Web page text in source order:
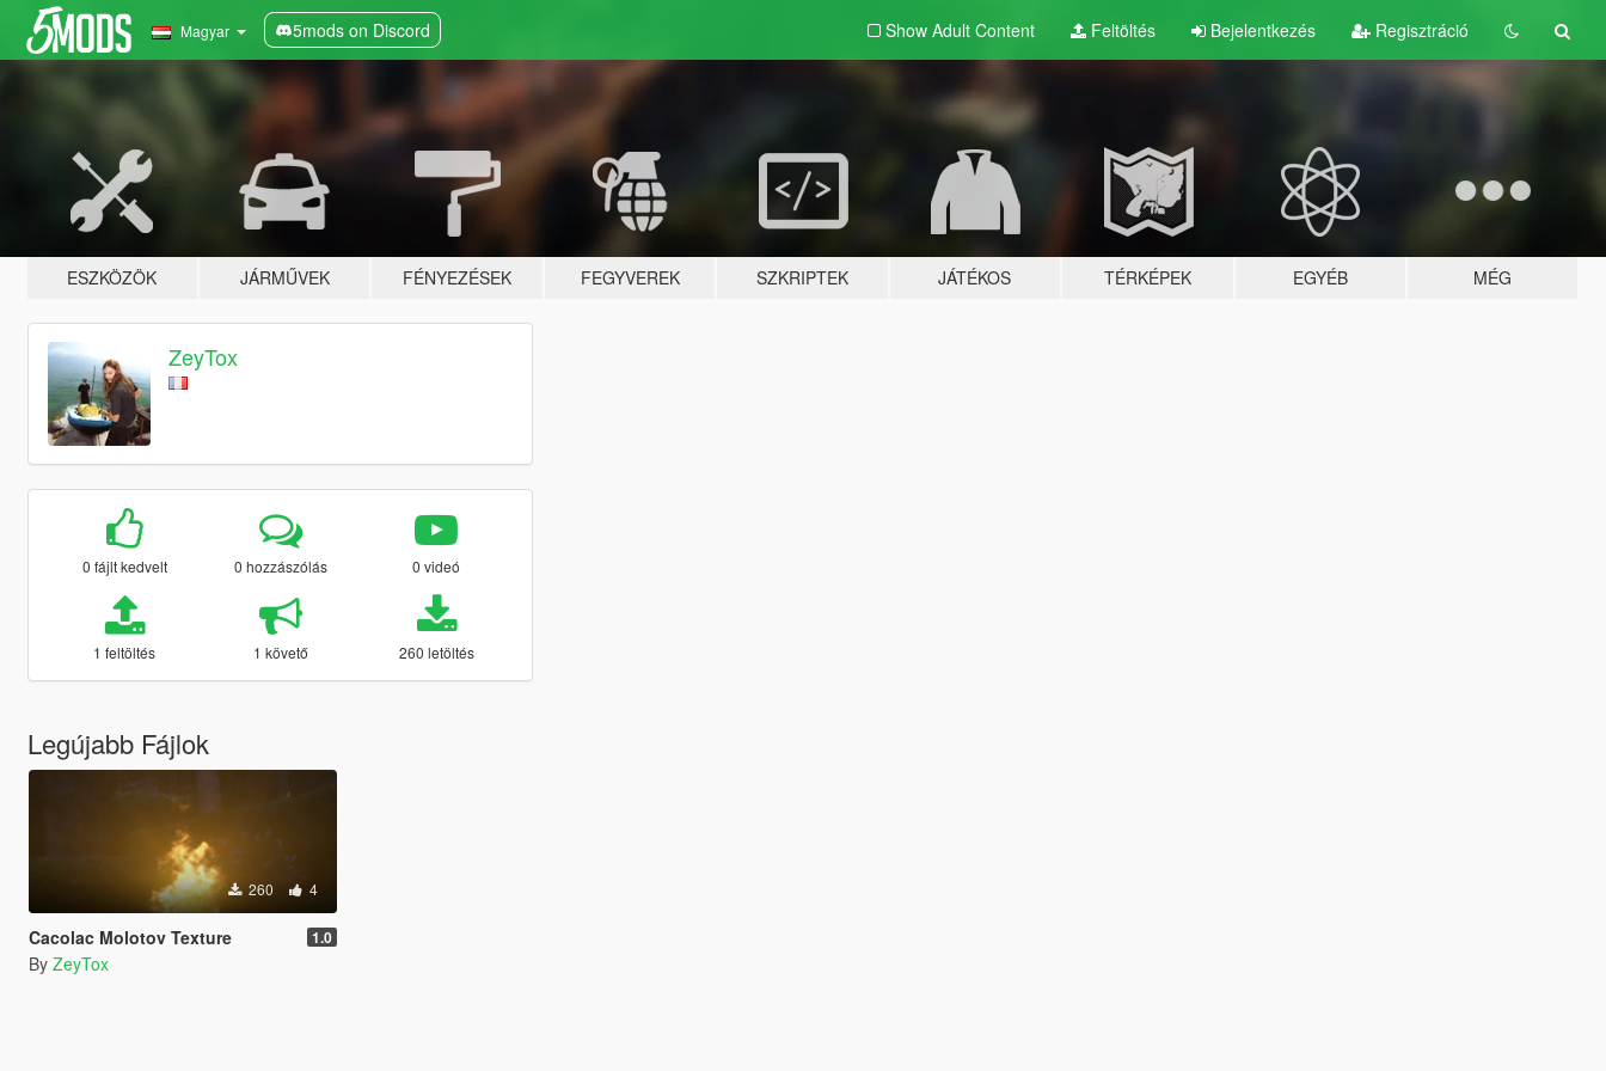
Magyar 5mods on Discord Show Adult Content Feltöltés Bejelentkezés Regisztráció
ESZKÖZÖK JÁRMŰVEK FÉNYEZÉSEK FEGYVEREK SZKRIPTEK JÁTÉKOS TÉRKÉPEK EGYÉB MÉG
ZeyTox
0 fájlt kedvelt 0 hozzászólás 0 videó
1 feltöltés 1 követő 260 letöltés
Legújabb Fájlok
260 4
Cacolac Molotov Texture 1.0
By ZeyTox